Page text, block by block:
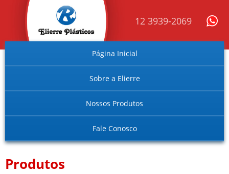
12 3939-2069
Página Inicial
Sobre a Elierre
Nossos Produtos
Fale Conosco
Produtos